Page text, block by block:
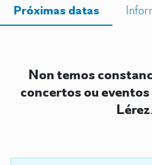
Próximas datas
Non temos
concertos ou
Lérez.